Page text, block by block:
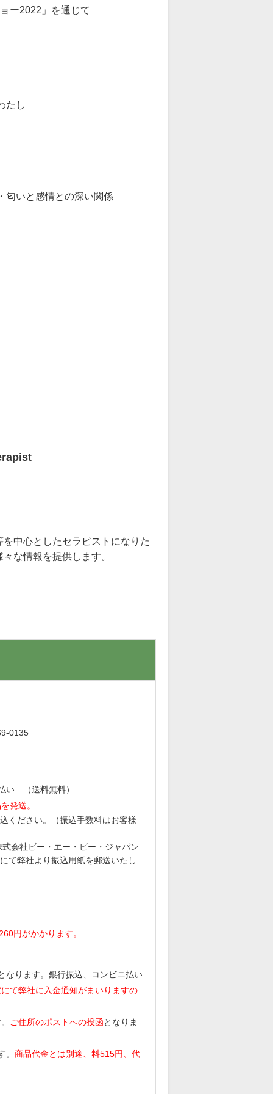
ー2022」を通じて
たし
匂いと感情との深い関係
中心としたセラピストになりた
な情報を提供します。
0135
い （送料無料）
発送。
ください。（振込手数料はお客様
社ビー・エー・ビー・ジャパン
て弊社より振込用紙を郵送いたし
円がかかります。
なります。銀行振込、コンビニ払い
て弊社に入金通知がまいりますの
ご住所のポストへの投函となりま
商品代金とは別途、料515円、代